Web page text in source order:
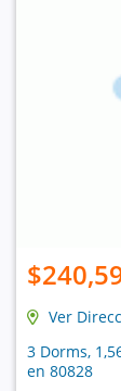
Ver
3 Dorms,
en 80828